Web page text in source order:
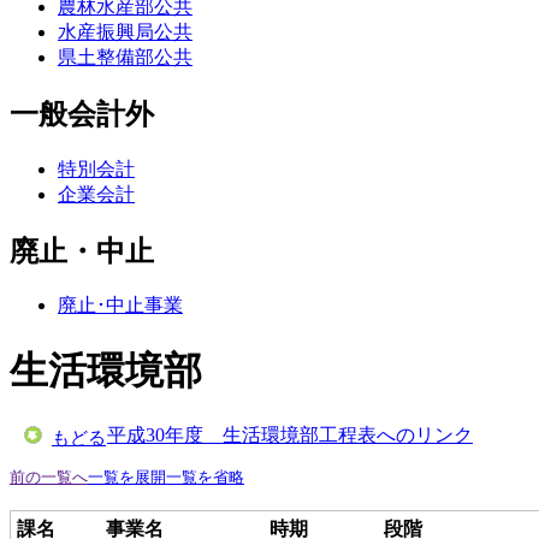
農林水産部公共
水産振興局公共
県土整備部公共
一般会計外
特別会計
企業会計
廃止・中止
廃止･中止事業
生活環境部
もどる平成30年度 生活環境部工程表へのリンク
前の一覧へ一覧を展開一覧を省略
課名 事業名 時期 段階